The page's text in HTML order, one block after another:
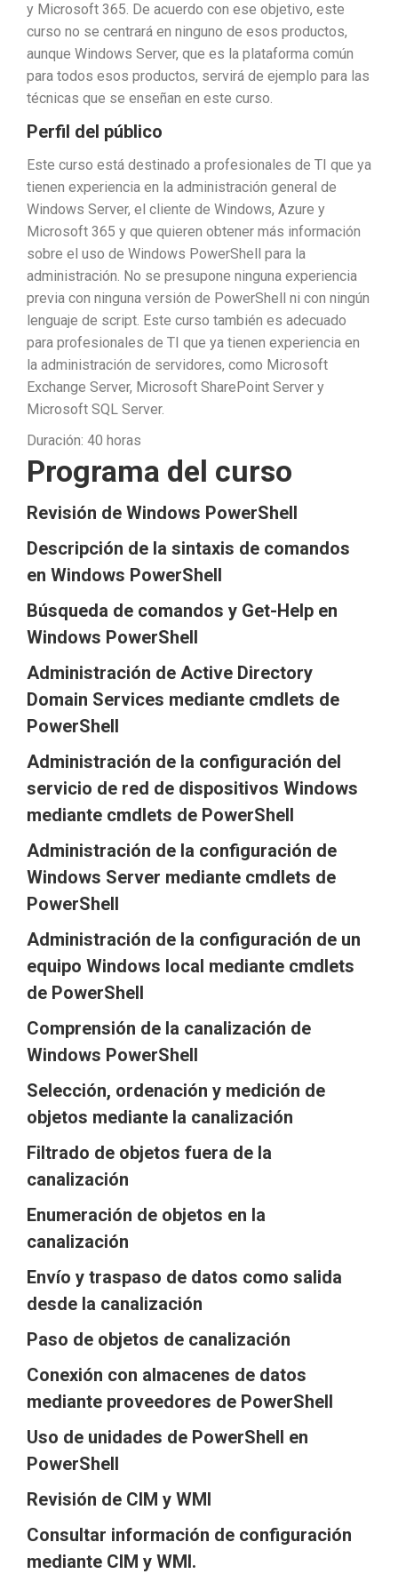
y Microsoft 365. De acuerdo con ese objetivo, este
curso no se centrará en ninguno de esos productos,
aunque Windows Server, que es la plataforma común
para todos esos productos, servirá de ejemplo para las
técnicas que se enseñan en este curso.
Perfil del público
Este curso está destinado a profesionales de TI que ya
tienen experiencia en la administración general de
Windows Server, el cliente de Windows, Azure y
Microsoft 365 y que quieren obtener más información
sobre el uso de Windows PowerShell para la
administración. No se presupone ninguna experiencia
previa con ninguna versión de PowerShell ni con ningún
lenguaje de script. Este curso también es adecuado
para profesionales de TI que ya tienen experiencia en
la administración de servidores, como Microsoft
Exchange Server, Microsoft SharePoint Server y
Microsoft SQL Server.
Duración: 40 horas
Programa del curso
Revisión de Windows PowerShell
Descripción de la sintaxis de comandos
en Windows PowerShell
Búsqueda de comandos y Get-Help en
Windows PowerShell
Administración de Active Directory
Domain Services mediante cmdlets de
PowerShell
Administración de la configuración del
servicio de red de dispositivos Windows
mediante cmdlets de PowerShell
Administración de la configuración de
Windows Server mediante cmdlets de
PowerShell
Administración de la configuración de un
equipo Windows local mediante cmdlets
de PowerShell
Comprensión de la canalización de
Windows PowerShell
Selección, ordenación y medición de
objetos mediante la canalización
Filtrado de objetos fuera de la
canalización
Enumeración de objetos en la
canalización
Envío y traspaso de datos como salida
desde la canalización
Paso de objetos de canalización
Conexión con almacenes de datos
mediante proveedores de PowerShell
Uso de unidades de PowerShell en
PowerShell
Revisión de CIM y WMI
Consultar información de configuración
mediante CIM y WMI.